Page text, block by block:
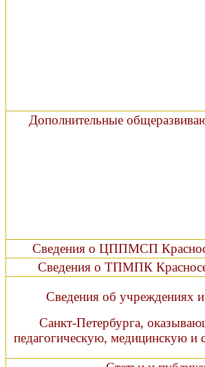
Дополнительные
Сведения о ЦППМСП
Сведения о ТПМПК
Сведения об учреждениях
Санкт-Петербурга,
педагогическую, медицинскую